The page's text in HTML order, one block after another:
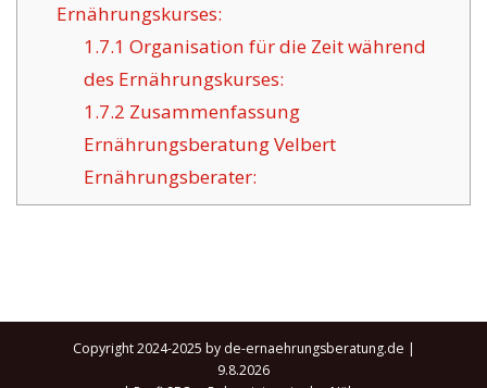
Ernährungskurses:
1.7.1 Organisation für die Zeit während
des Ernährungskurses:
1.7.2 Zusammenfassung
Ernährungsberatung Velbert
Ernährungsberater:
Copyright 2024-2025 by de-ernaehrungsberatung.de |
9.8.2026